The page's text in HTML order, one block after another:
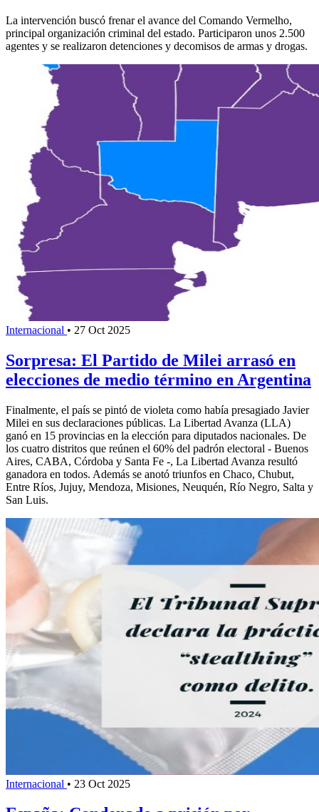
La intervención buscó frenar el avance del Comando Vermelho,
principal organización criminal del estado. Participaron unos 2.500
agentes y se realizaron detenciones y decomisos de armas y drogas.
Internacional • 27 Oct 2025
Sorpresa: El Partido de Milei arrasó en
elecciones de medio término en Argentina
Finalmente, el país se pintó de violeta como había presagiado Javier
Milei en sus declaraciones públicas. La Libertad Avanza (LLA)
ganó en 15 provincias en la elección para diputados nacionales. De
los cuatro distritos que reúnen el 60% del padrón electoral - Buenos
Aires, CABA, Córdoba y Santa Fe -, La Libertad Avanza resultó
ganadora en todos. Además se anotó triunfos en Chaco, Chubut,
Entre Ríos, Jujuy, Mendoza, Misiones, Neuquén, Río Negro, Salta y
San Luis.
Internacional • 23 Oct 2025